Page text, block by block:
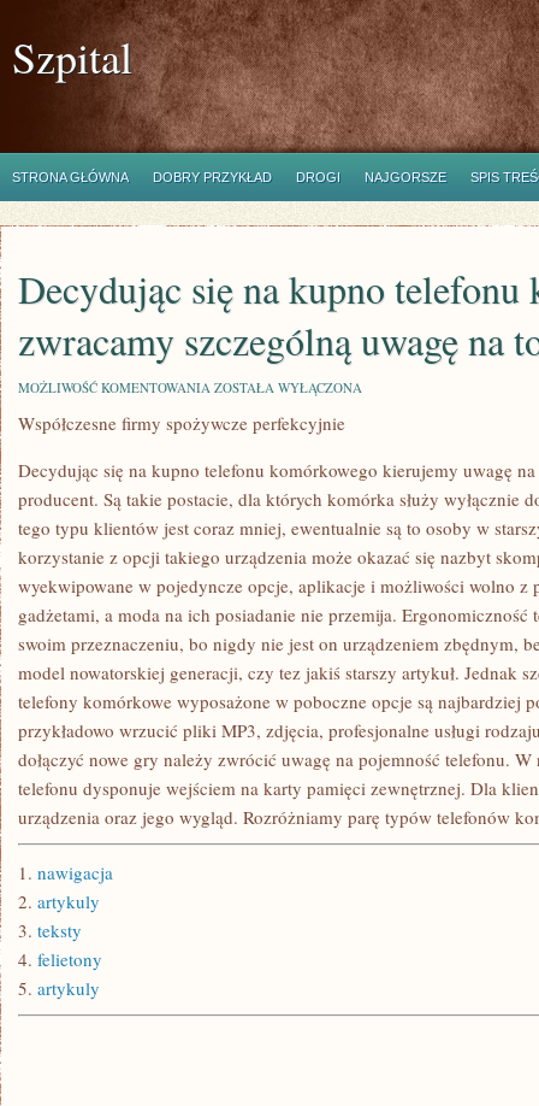
Szpital
STRONA GŁÓWNA DOBRY PRZYKŁAD DROGI NAJGORSZE SPIS
Decydując się na kupno telefonu
zwracamy szczególną uwagę na
MOŻLIWOŚĆ KOMENTOWANIA DECYDUJĄC
NA
KOMÓRKOWEGO
ZWRACAMY
SZCZEGÓLNĄ
UWAGĘ
TO,
CO
PROPONUJE
ZOSTAŁA WYŁĄCZONA
Współczesne firmy spożywcze perfekcyjnie
Decydując się na kupno telefonu komórkowego kierujemy uwagę
producent. Są takie postacie, dla których komórka służy wyłącznie
tego typu klientów jest coraz mniej, ewentualnie są to osoby w
korzystanie z opcji takiego urządzenia może okazać się nazbyt
wyekwipowane w pojedyncze opcje, aplikacje i możliwości wolno z
gadżetami, a moda na ich posiadanie nie przemija.
swoim przeznaczeniu, bo nigdy nie jest on urządzeniem zbędnym,
model nowatorskiej generacji, czy tez jakiś starszy artykuł. Jednak
telefony komórkowe wyposażone w poboczne opcje są najbardziej
przykładowo wrzucić pliki MP3, zdjęcia, profesjonalne usługi
dołączyć nowe gry należy zwrócić uwagę na pojemność telefonu.
telefonu dysponuje wejściem na karty pamięci zewnętrznej. Dla
urządzenia oraz jego wygląd. Rozróżniamy parę typów telefonów
1. nawigacja
2. artykuly
3. teksty
4. felietony
5. artykuly